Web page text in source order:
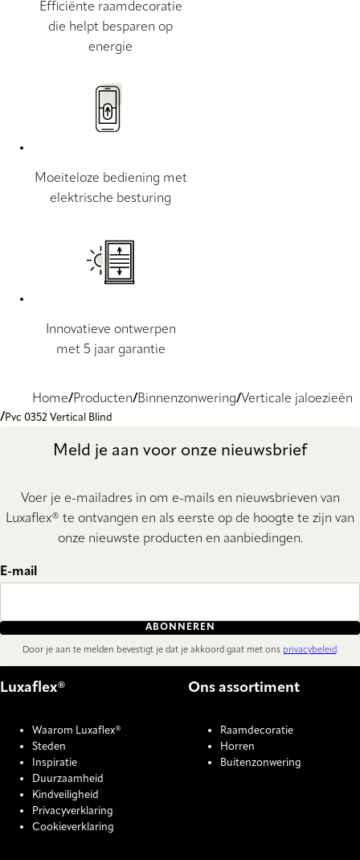
Efficiënte raamdecoratie
die helpt besparen op
energie
Moeiteloze bediening met
elektrische besturing
Innovatieve ontwerpen
met 5 jaar garantie
Home Producten Binnenzonwering Verticale jaloezieën
Pvc 0352 Vertical Blind
Meld je aan voor onze nieuwsbrief
Voer je e-mailadres in om e-mails en nieuwsbrieven van
Luxaflex® te ontvangen en als eerste op de hoogte te zijn van
onze nieuwste producten en aanbiedingen.
E-mail
ABONNEREN
Door je aan te melden bevestigt je dat je akkoord gaat met ons privacybeleid.
Luxaflex®
Waarom Luxaflex®
Steden
Inspiratie
Duurzaamheid
Kindveiligheid
Privacyverklaring
Cookieverklaring
Ons assortiment
Raamdecoratie
Horren
Buitenzonwering